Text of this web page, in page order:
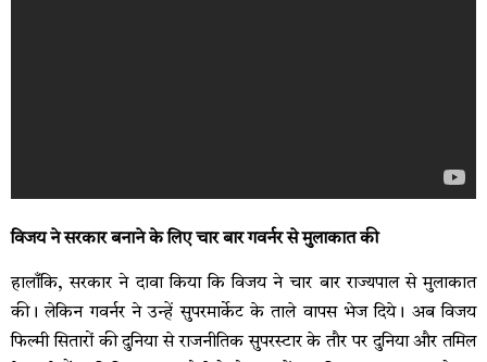
विजय ने सरकार बनाने के लिए चार बार गवर्नर से मुलाकात की
हालाँकि, सरकार ने दावा किया कि विजय ने चार बार राज्यपाल से मुलाकात
की। लेकिन गवर्नर ने उन्हें सुपरमार्केट के ताले वापस भेज दिये। अब विजय
फिल्मी सितारों की दुनिया से राजनीतिक सुपरस्टार के तौर पर दुनिया और तमिल